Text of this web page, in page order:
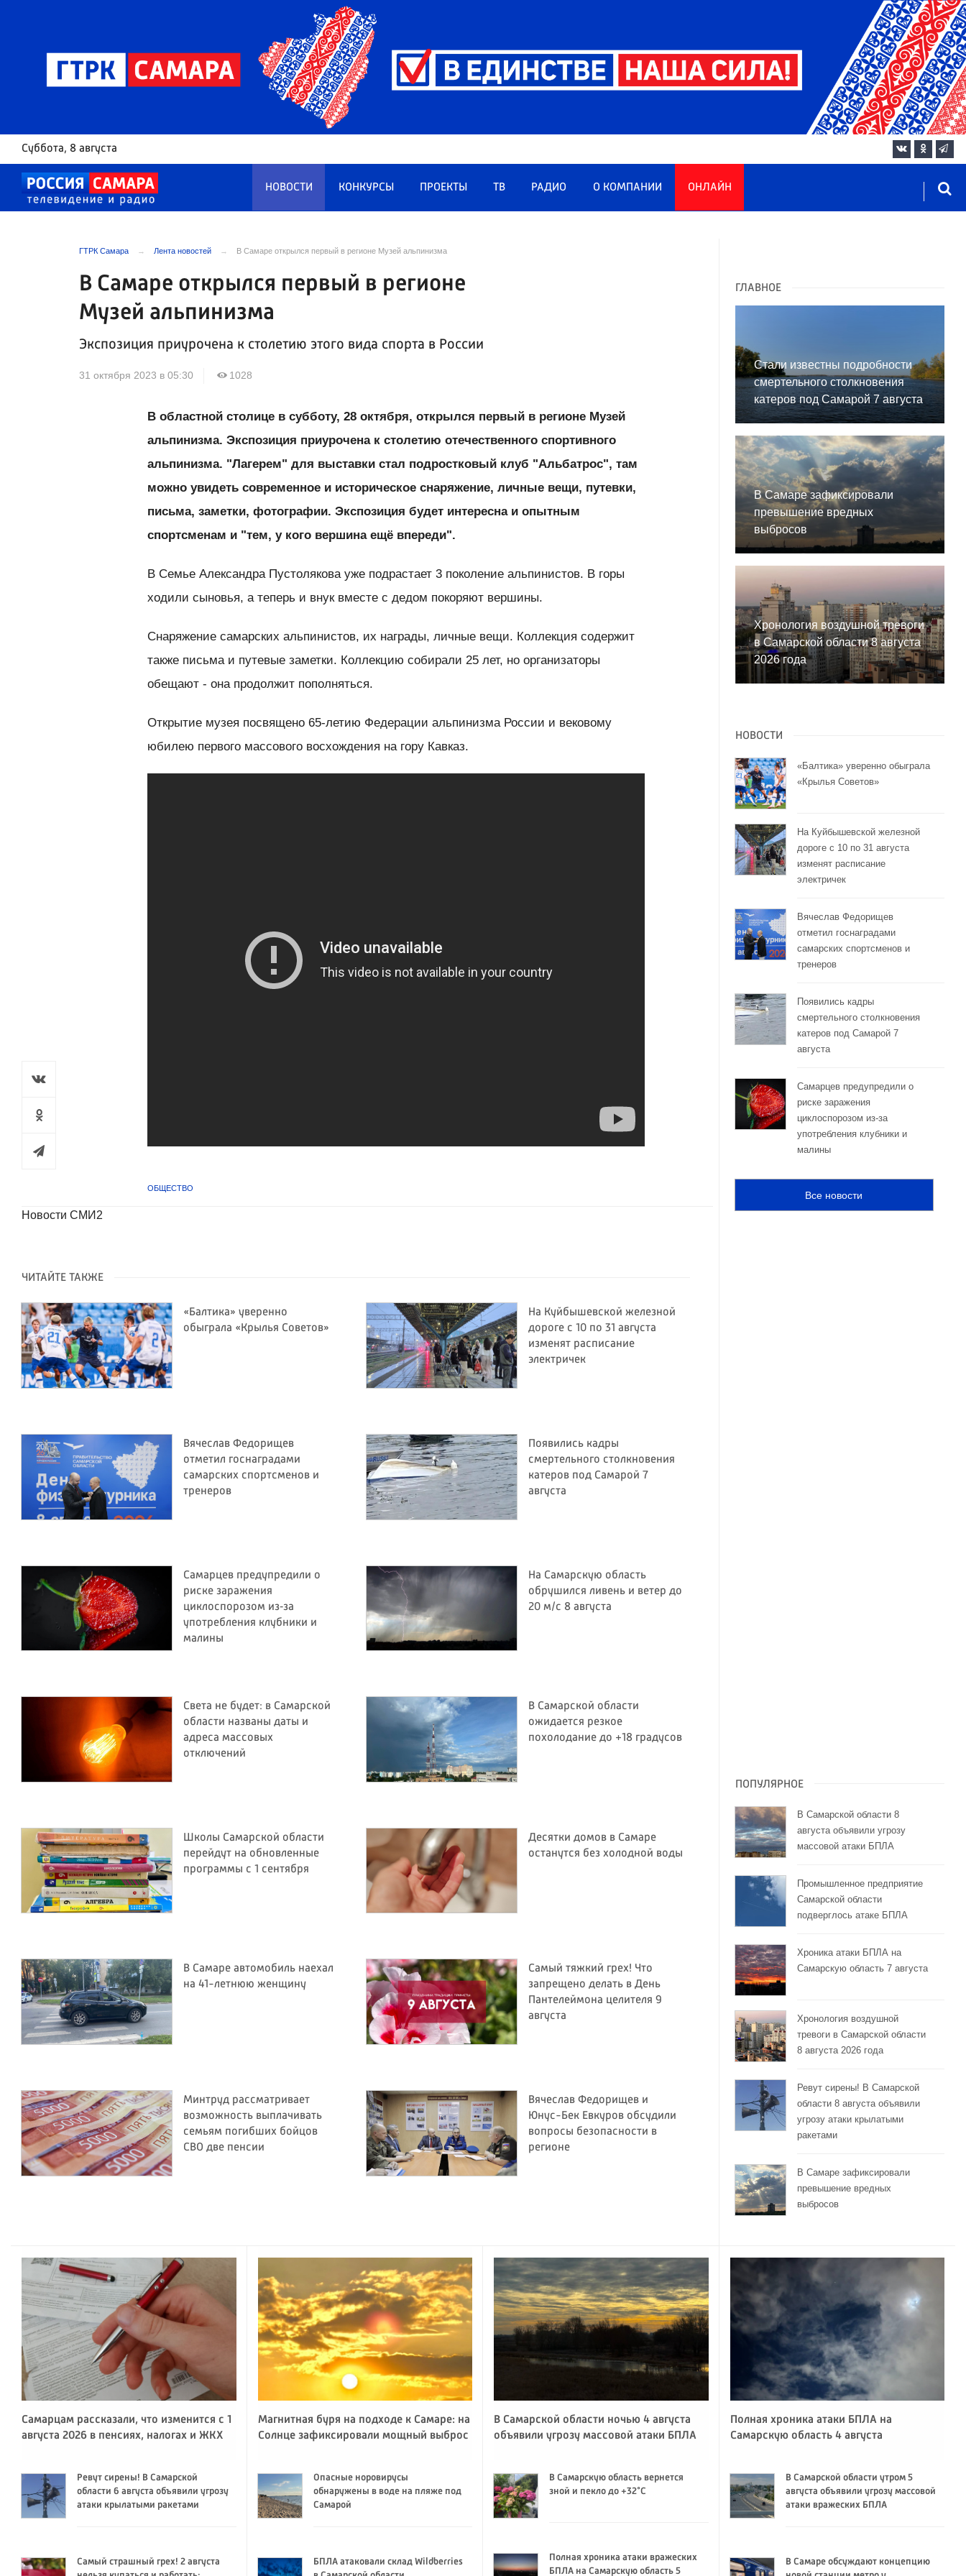
Суббота, 8 августа
НОВОСТИ КОНКУРСЫ ПРОЕКТЫ ТВ РАДИО О КОМПАНИИ ОНЛАЙН
ГТРК Самара Лента новостей В Самаре открылся первый в регионе Музей альпинизма
В Самаре открылся первый в регионе
Музей альпинизма
Экспозиция приурочена к столетию этого вида спорта в России
31 октября 2023 в 05:30 1028
В областной столице в субботу, 28 октября, открылся первый в регионе Музей
альпинизма. Экспозиция приурочена к столетию отечественного спортивного
альпинизма. "Лагерем" для выставки стал подростковый клуб "Альбатрос", там
можно увидеть современное и историческое снаряжение, личные вещи, путевки,
письма, заметки, фотографии. Экспозиция будет интересна и опытным
спортсменам и "тем, у кого вершина ещё впереди".
В Семье Александра Пустолякова уже подрастает 3 поколение альпинистов. В горы
ходили сыновья, а теперь и внук вместе с дедом покоряют вершины.
Снаряжение самарских альпинистов, их награды, личные вещи. Коллекция содержит
также письма и путевые заметки. Коллекцию собирали 25 лет, но организаторы
обещают - она продолжит пополняться.
Открытие музея посвящено 65-летию Федерации альпинизма России и вековому
юбилею первого массового восхождения на гору Кавказ.
ОБЩЕСТВО
Новости СМИ2
ЧИТАЙТЕ ТАКЖЕ
«Балтика» уверенно
обыграла «Крылья Советов»
На Куйбышевской железной
дороге с 10 по 31 августа
изменят расписание
электричек
Вячеслав Федорищев
отметил госнаградами
самарских спортсменов и
тренеров
Появились кадры
смертельного столкновения
катеров под Самарой 7
августа
Самарцев предупредили о
риске заражения
циклоспорозом из‑за
употребления клубники и
малины
На Самарскую область
обрушился ливень и ветер до
20 м/с 8 августа
Света не будет: в Самарской
области названы даты и
адреса массовых
отключений
В Самарской области
ожидается резкое
похолодание до +18 градусов
Школы Самарской области
перейдут на обновленные
программы с 1 сентября
Десятки домов в Самаре
останутся без холодной воды
В Самаре автомобиль наехал
на 41-летнюю женщину
Самый тяжкий грех! Что
запрещено делать в День
Пантелеймона целителя 9
августа
Минтруд рассматривает
возможность выплачивать
семьям погибших бойцов
СВО две пенсии
Вячеслав Федорищев и
Юнус-Бек Евкуров обсудили
вопросы безопасности в
регионе
ГЛАВНОЕ
Стали известны подробности
смертельного столкновения
катеров под Самарой 7 августа
В Самаре зафиксировали
превышение вредных
выбросов
Хронология воздушной тревоги
в Самарской области 8 августа
2026 года
НОВОСТИ
«Балтика» уверенно обыграла
«Крылья Советов»
На Куйбышевской железной
дороге с 10 по 31 августа
изменят расписание
электричек
Вячеслав Федорищев
отметил госнаградами
самарских спортсменов и
тренеров
Появились кадры
смертельного столкновения
катеров под Самарой 7
августа
Самарцев предупредили о
риске заражения
циклоспорозом из‑за
употребления клубники и
малины
Все новости
ПОПУЛЯРНОЕ
В Самарской области 8
августа объявили угрозу
массовой атаки БПЛА
Промышленное предприятие
Самарской области
подверглось атаке БПЛА
Хроника атаки БПЛА на
Самарскую область 7 августа
Хронология воздушной
тревоги в Самарской области
8 августа 2026 года
Ревут сирены! В Самарской
области 8 августа объявили
угрозу атаки крылатыми
ракетами
В Самаре зафиксировали
превышение вредных
выбросов
Самарцам рассказали, что изменится с 1
августа 2026 в пенсиях, налогах и ЖКХ
Ревут сирены! В Самарской
области 6 августа объявили угрозу
атаки крылатыми ракетами
Самый страшный грех! 2 августа
Магнитная буря на подходе к Самаре: на
Солнце зафиксировали мощный выброс
Опасные норовирусы
обнаружены в воде на пляже под
Самарой
БПЛА атаковали склад Wildberries
В Самарской области ночью 4 августа
объявили угрозу массовой атаки БПЛА
В Самарскую область вернется
зной и пекло до +32°C
Полная хроника атаки вражеских
БПЛА на Самарскую область 5
Полная хроника атаки БПЛА на
Самарскую область 4 августа
В Самарской области утром 5
августа объявили угрозу массовой
атаки вражеских БПЛА
В Самаре обсуждают концепцию